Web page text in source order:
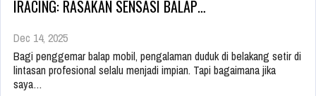
IRACING: RASAKAN SENSASI BALAP…
Dec 14, 2025
Bagi penggemar balap mobil, pengalaman duduk di belakang setir di
lintasan profesional selalu menjadi impian. Tapi bagaimana jika
saya…